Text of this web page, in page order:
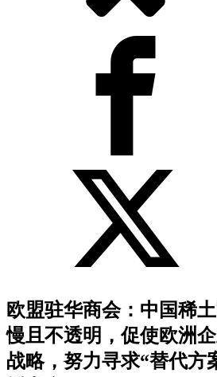
欧盟驻华商会：中国稀
慢且不透明，促使欧洲
战略，努力寻求“替代方